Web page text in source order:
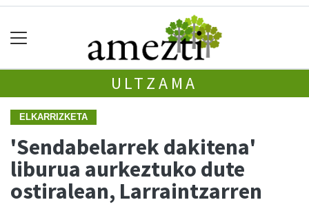
ULTZAMA
ELKARRIZKETA
'Sendabelarrek dakitena'
liburua aurkeztuko dute
ostiralean, Larraintzarren